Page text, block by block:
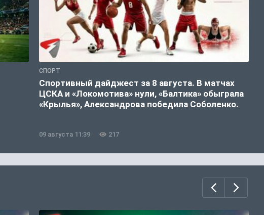
СПОРТ
Спортивный дайджест за 8 августа. В матчах
ЦСКА и «Локомотива» нули, «Балтика» обыграла
«Крылья», Александрова победила Соболенко.
09 августа 11:39 217